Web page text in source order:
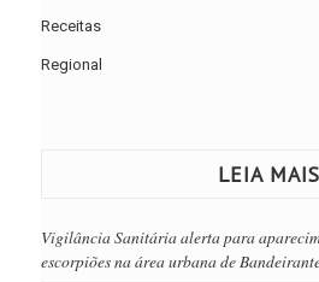
Receitas
Regional
LEIA MAIS
Vigilância Sanitária alerta para
escorpiões na área urbana de